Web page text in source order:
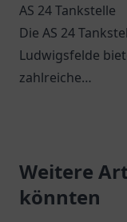
AS 24 Tankstelle
Die AS 24
Ludwigsfelde
zahlreiche
Reisende.
Weitere
könnten